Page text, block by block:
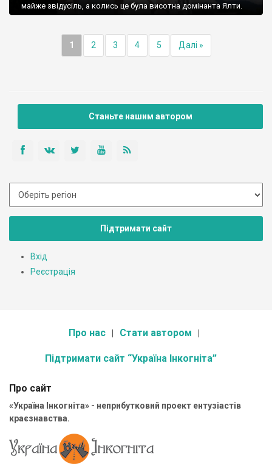
майже звідусіль, а колись це була висотна домінанта Ялти.
1 2 3 4 5 Далі »
Станьте нашим автором
Підтримати сайт
Вхід
Реєстрація
Про нас Стати автором
Підтримати сайт “Україна Інкогніта”
Про сайт
«Україна Інкогніта» - неприбутковий проект ентузіастів
краєзнавства.